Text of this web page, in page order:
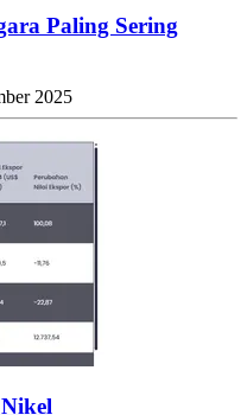
Paling Sering
2025